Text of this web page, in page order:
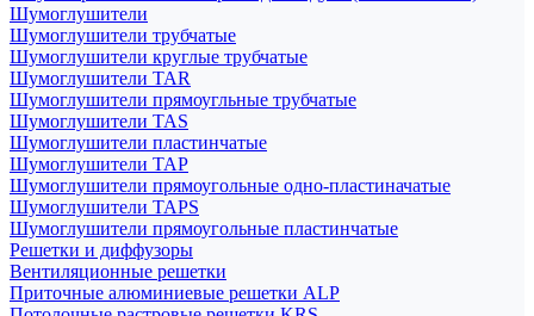
Шумоглушители
Шумоглушители трубчатые
Шумоглушители круглые трубчатые
Шумоглушители TAR
Шумоглушители прямоугльные трубчатые
Шумоглушители TAS
Шумоглушители пластинчатые
Шумоглушители TAP
Шумоглушители прямоугольные одно-пластиначатые
Шумоглушители TAPS
Шумоглушители прямоугольные пластинчатые
Решетки и диффузоры
Вентиляционные решетки
Приточные алюминиевые решетки ALP